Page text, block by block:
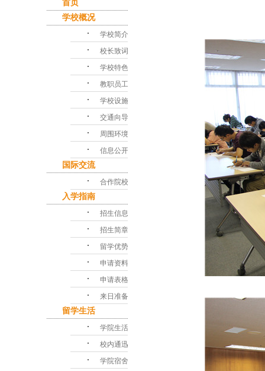
首页
学校概况
･ 学校简介
･ 校长致词
･ 学校特色
･ 教职员工
･ 学校设施
･ 交通向导
･ 周围环境
･ 信息公开
国际交流
･ 合作院校
入学指南
･ 招生信息
･ 招生简章
･ 留学优势
･ 申请资料
･ 申请表格
･ 来日准备
留学生活
･ 学院生活
･ 校内通迅
･ 学院宿舍